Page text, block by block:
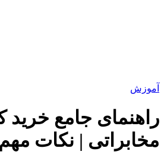
آموزش
راهنمای جامع خرید
مخابراتی | نکات مهم